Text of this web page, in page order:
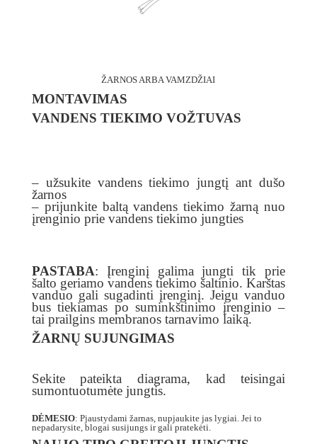
ŽARNOS ARBA VAMZDŽIAI
MONTAVIMAS
VANDENS TIEKIMO VOŽTUVAS
– užsukite vandens tiekimo jungtį ant dušo
žarnos
– prijunkite baltą vandens tiekimo žarną nuo
įrenginio prie vandens tiekimo jungties
PASTABA: Įrenginį galima jungti tik prie
šalto geriamo vandens tiekimo šaltinio. Karštas
vanduo gali sugadinti įrenginį. Jeigu vanduo
bus tiekiamas po suminkštinimo įrenginio –
tai prailgins membranos tarnavimo laiką.
ŽARNŲ SUJUNGIMAS
Sekite pateikta diagrama, kad teisingai
sumontuotumėte jungtis.
DĖMESIO: Pjaustydami žarnas, nupjaukite jas lygiai. Jei to
nepadarysite, blogai susijungs ir gali pratekėti.